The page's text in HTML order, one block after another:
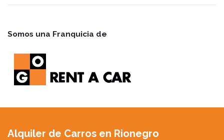
Somos una Franquicia de
Alquiler de Carros en Rionegro